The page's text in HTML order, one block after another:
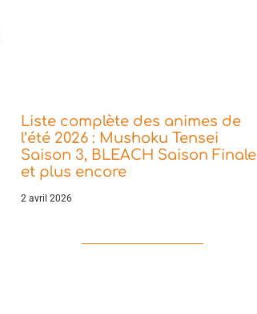
Liste complète des animes de
l’été 2026 : Mushoku Tensei
Saison 3, BLEACH Saison Finale
et plus encore
2 avril 2026